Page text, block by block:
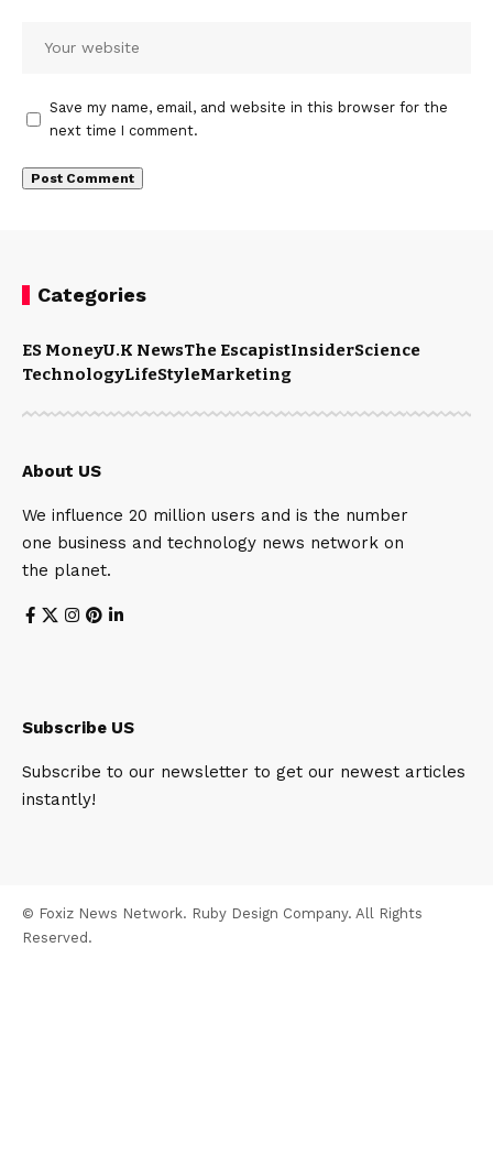
Save my name, email, and website in this browser for the
next time I comment.
Categories
ES MoneyU.K NewsThe EscapistInsiderScience
TechnologyLifeStyleMarketing
About US
We influence 20 million users and is the number
one business and technology news network on
the planet.
Subscribe US
Subscribe to our newsletter to get our newest articles
instantly!
© Foxiz News Network. Ruby Design Company. All Rights
Reserved.